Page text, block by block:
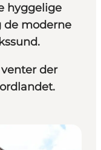
hyggelige
de moderne
der